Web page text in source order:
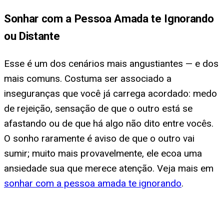
Sonhar com a Pessoa Amada te Ignorando
ou Distante
Esse é um dos cenários mais angustiantes — e dos
mais comuns. Costuma ser associado a
inseguranças que você já carrega acordado: medo
de rejeição, sensação de que o outro está se
afastando ou de que há algo não dito entre vocês.
O sonho raramente é aviso de que o outro vai
sumir; muito mais provavelmente, ele ecoa uma
ansiedade sua que merece atenção. Veja mais em
sonhar com a pessoa amada te ignorando.